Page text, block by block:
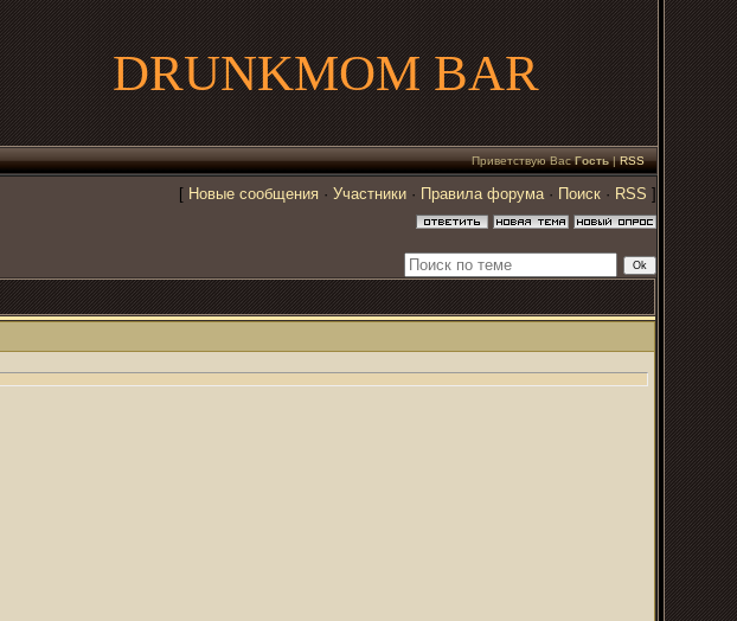
DRUNKMOM BAR
Приветствую Вас Гость|RSS
[ Новые сообщения · Участники · Правила форума· Поиск · RSS ]